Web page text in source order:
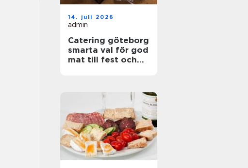
14. juli 2026
admin
Catering göteborg
smarta val för god
mat till fest och